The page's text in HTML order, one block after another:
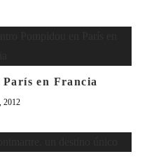
en Francia
2012